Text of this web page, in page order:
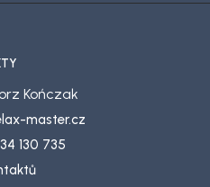
Kończak
master.cz
130 735